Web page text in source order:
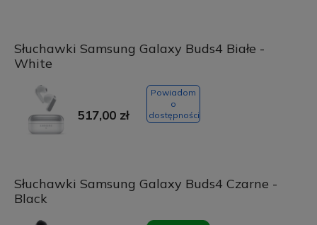
Słuchawki Samsung Galaxy Buds4 Białe -
White
517,00 zł
Powiadom
o
dostępności
Słuchawki Samsung Galaxy Buds4 Czarne -
Black